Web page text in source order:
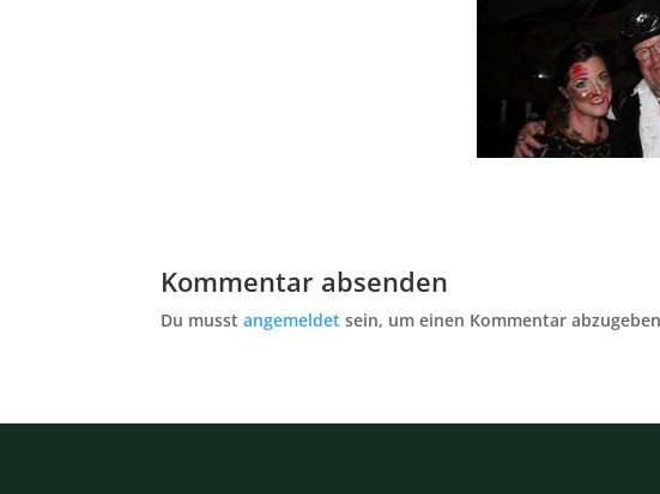
Kommentar absenden
Du musstangemeldet sein, um einen Kommentar